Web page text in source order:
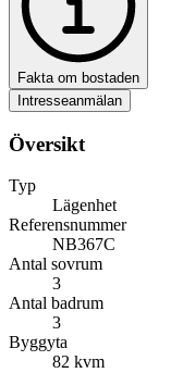
Fakta om bostaden
Intresseanmälan
Översikt
Typ
Lägenhet
Referensnummer
NB367C
Antal sovrum
3
Antal badrum
3
Byggyta
82 kvm